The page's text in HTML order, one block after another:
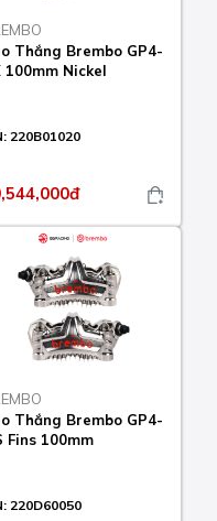
Thắng Brembo GP4-
100mm Nickel
220B01020
Thắng Brembo GP4-
Fins 100mm
220D60050